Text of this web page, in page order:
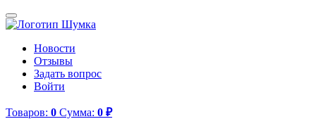
Новости
Отзывы
Задать вопрос
Войти
Товаров: 0 Сумма: 0 ₽